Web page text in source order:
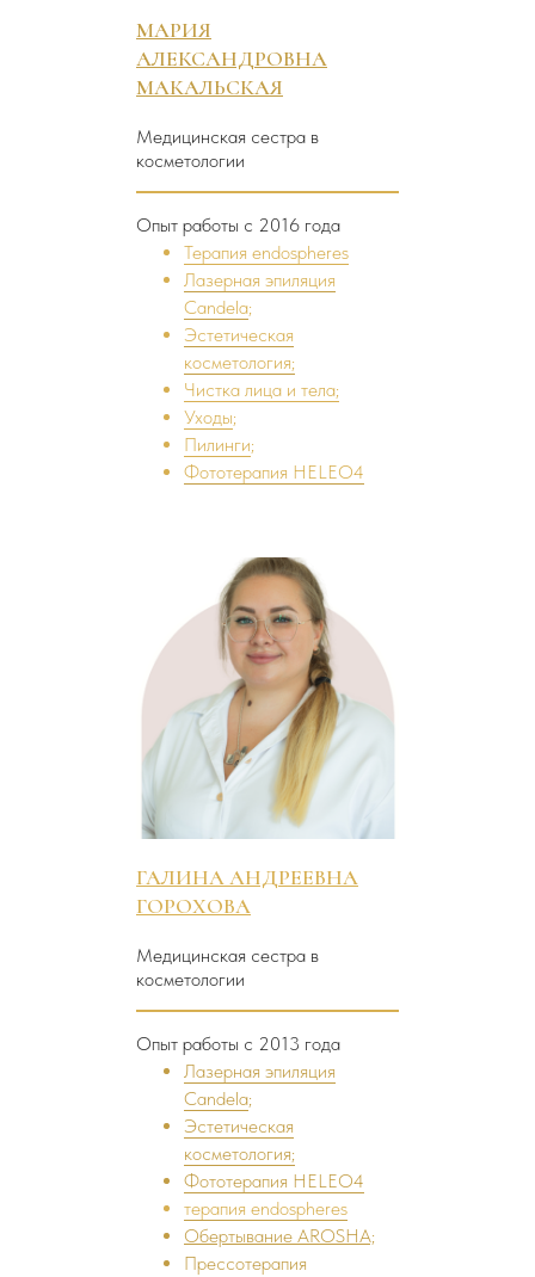
МАРИЯ
АЛЕКСАНДРОВНА
МАКАЛЬСКАЯ
Медицинская сестра в
косметологии
Опыт работы с 2016 года
Терапия endospheres
Лазерная эпиляция
Candela;
Эстетическая
косметология;
Чистка лица и тела;
Уходы;
Пилинги;
Фототерапия HELEO4
ГАЛИНА АНДРЕЕВНА
ГОРОХОВА
Медицинская сестра в
косметологии
Опыт работы с 2013 года
Лазерная эпиляция
Candela;
Эстетическая
косметология;
Фототерапия HELEO4
терапия endospheres
Обертывание AROSHA;
Прессотерапия